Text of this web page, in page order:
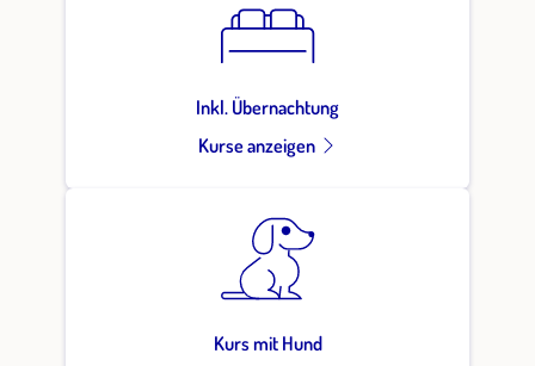
Inkl. Übernachtung
Kurse anzeigen
Kurs mit Hund